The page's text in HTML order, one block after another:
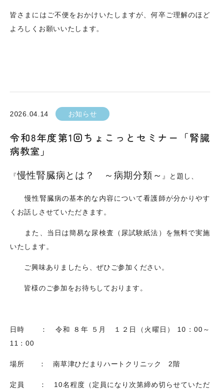
皆さまにはご不便をおかけいたしますが、何卒ご理解のほど
よろしくお願いいたします。
2026.04.14 お知らせ
令和8年度第1回ちょこっとセミナー「腎臓
病教室」
『慢性腎臓病とは？ ～病期分類～ 』と題し、
慢性腎臓病の基本的な内容について看護師が分かりやす
くお話しさせていただきます。
また、当日は簡易な尿検査（尿試験紙法）を無料で実施
いたします。
ご興味ありましたら、ぜひご参加ください。
皆様のご参加をお待ちしております。
日時 ： 令和 ８年 ５月 １２日（火曜日） 10 ：00 ～
11 ：00
場所 ： 南草津ひだまりハートクリニック 2階
定員 ： 10名程度（定員になり次第締め切らせていただ